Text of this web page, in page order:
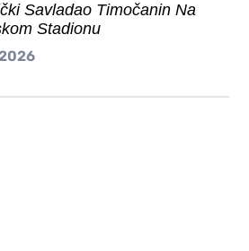
Savladao Timočanin Na
Stadionu